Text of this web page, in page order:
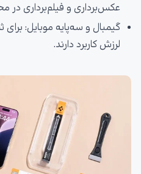
عکس‌برداری و فیلم‌برداری در
گیمبال و سه‌پایه موبایل:
لرزش کاربرد دارند.